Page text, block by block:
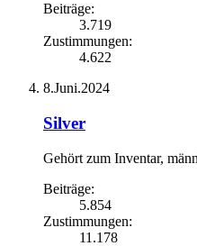
Beiträge:
3.719
Zustimmungen:
4.622
8.Juni.2024
Silver
Gehört zum Inventar,
Beiträge:
5.854
Zustimmungen:
11.178